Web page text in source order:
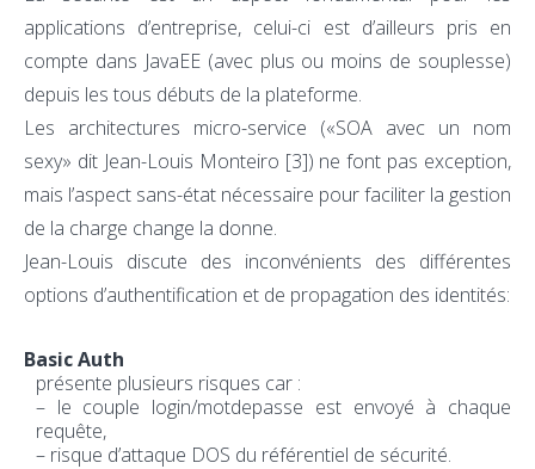
applications d’entreprise, celui-ci est d’ailleurs pris en
compte dans JavaEE (avec plus ou moins de souplesse)
depuis les tous débuts de la plateforme.
Les architectures micro-service («SOA avec un nom
sexy» dit Jean-Louis Monteiro [3]) ne font pas exception,
mais l’aspect sans-état nécessaire pour faciliter la gestion
de la charge change la donne.
Jean-Louis discute des inconvénients des différentes
options d’authentification et de propagation des identités:
Basic Auth
présente plusieurs risques car :
– le couple login/motdepasse est envoyé à chaque
requête,
– risque d’attaque DOS du référentiel de sécurité.